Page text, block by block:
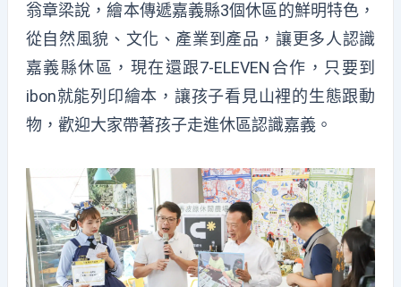
翁章梁說，繪本傳遞嘉義縣3個休區的鮮明特色，
從自然風貌、文化、產業到產品，讓更多人認識
嘉義縣休區，現在還跟7-ELEVEN合作，只要到
ibon就能列印繪本，讓孩子看見山裡的生態跟動
物，歡迎大家帶著孩子走進休區認識嘉義。